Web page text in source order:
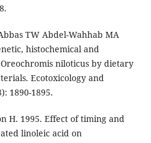
TW Abdel-Wahhab MA
histochemical and
niloticus by dietary
Ecotoxicology and
1890-1895.
H. 1995. Effect of timing and
linoleic acid on